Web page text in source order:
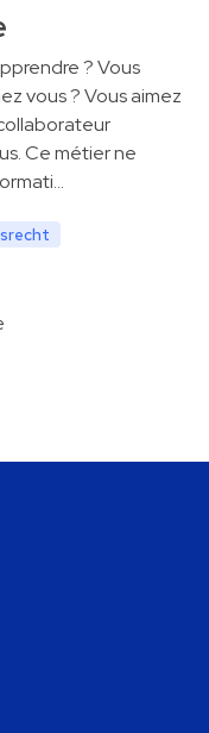
? Vous
vous ? Vous aimez
Ce métier ne